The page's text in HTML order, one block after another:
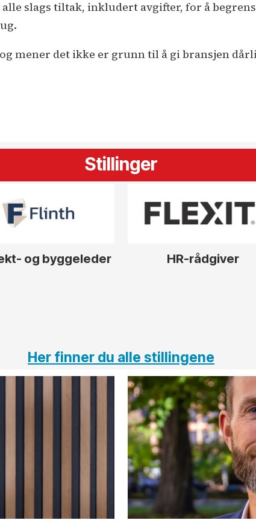
slags tiltak, inkludert avgifter, for å
mener det ikke er grunn til å gi bransjen
Stillinger
og byggeleder HR-rådgiver
Her finner du alle stillingene